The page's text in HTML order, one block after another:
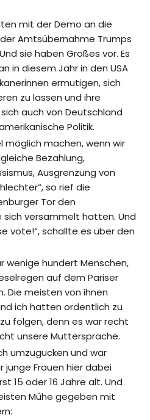
mit der Demo an die
Amtsübernahme Trumps
sie haben Großes vor. Es
in diesem Jahr in den USA
ermutigen, sich
zu lassen und ihre
auch von Deutschland
Politik.
möglich machen, wenn wir
Bezahlung,
Ausgrenzung von
so rief die
Tor den
sich versammelt hatten. Und
vote!“, schallte es über den
wenige hundert Menschen,
auf dem Pariser
Die meisten von ihnen
ich hatten ordentlich zu
folgen, denn es war recht
unsere Muttersprache.
umzugucken und war
junge Frauen hier dabei
15 oder 16 Jahre alt. Und
Mühe gegeben mit